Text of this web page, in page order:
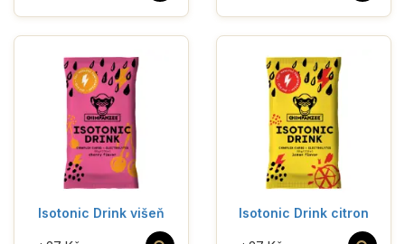
Isotonic Drink višeň Isotonic Drink citron